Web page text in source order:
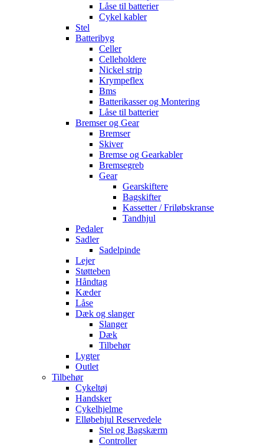
Låse til batterier
Cykel kabler
Stel
Batteribyg
Celler
Celleholdere
Nickel strip
Krympeflex
Bms
Batterikasser og Montering
Låse til batterier
Bremser og Gear
Bremser
Skiver
Bremse og Gearkabler
Bremsegreb
Gear
Gearskiftere
Bagskifter
Kassetter / Friløbskranse
Tandhjul
Pedaler
Sadler
Sadelpinde
Lejer
Støtteben
Håndtag
Kæder
Låse
Dæk og slanger
Slanger
Dæk
Tilbehør
Lygter
Outlet
Tilbehør
Cykeltøj
Handsker
Cykelhjelme
Elløbehjul Reservedele
Stel og Bagskærm
Controller